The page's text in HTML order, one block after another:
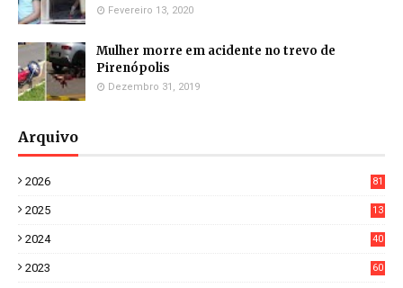
Fevereiro 13, 2020
Mulher morre em acidente no trevo de
Pirenópolis
Dezembro 31, 2019
Arquivo
2026
81
2025
13
2024
40
2023
60